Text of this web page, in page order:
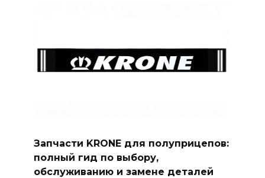
Запчасти KRONE для полуприцепов:
полный гид по выбору,
обслуживанию и замене деталей